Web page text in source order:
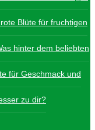
Blüte für fruchtigen
hinter dem beliebten
für Geschmack und
zu dir?